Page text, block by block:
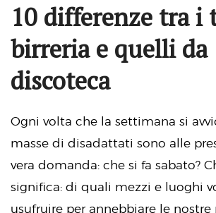
10 differenze tra i
birreria e quelli da
discoteca
Ogni volta che la settimana si
masse di disadattati sono alle
vera domanda: che si fa sabato?
significa: di quali mezzi e luoghi
usufruire per annebbiare le